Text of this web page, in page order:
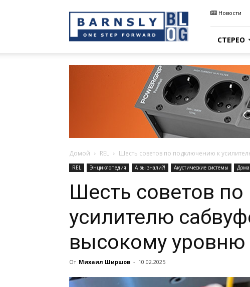
Sound
Blog
Новости
СТЕРЕО
Домой REL Шесть советов по подключению к
REL Энциклопедия А вы знали?! Акустические системы
Шесть советов
усилителю
высокому уровню
От Михаил Ширшов - 10.02.2025